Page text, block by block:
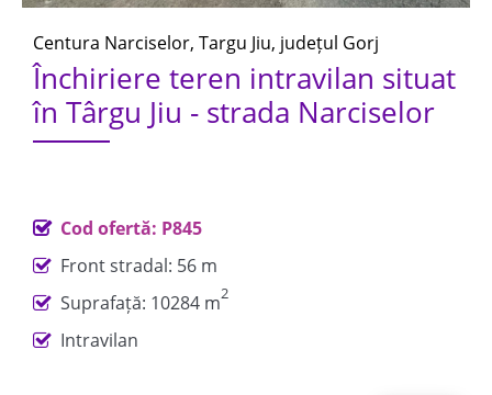
Centura Narciselor, Targu Jiu, județul Gorj
Închiriere teren intravilan situat
în Târgu Jiu - strada Narciselor
Cod ofertă: P845
Front stradal: 56 m
Suprafață: 10284 m2
Intravilan